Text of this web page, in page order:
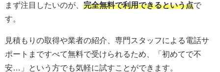
まず注目したいのが、 完全無料で利用できるという点で
す。
見積もりの取得や業者の紹介、専門スタッフによる電話サ
ポートまですべて無料で受けられるため、「初めてで不
安…」という方でも気軽に試すことができます。